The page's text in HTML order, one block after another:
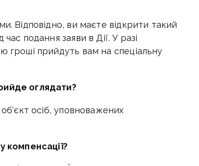
Відповідно, ви маєте відкрити такий
подання заяви в Дії. У разі
гроші прийдуть вам на спеціальну
оглядати?
осіб, уповноважених
компенсації?